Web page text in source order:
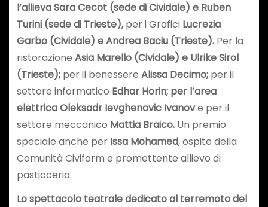
l’allieva Sara Cecot (sede di Cividale) e Ruben
Turini (sede di Trieste),per i Grafici Lucrezia
Garbo (Cividale) e Andrea Baciu (Trieste). Per la
ristorazione Asia Marello (Cividale) e Ulrike Sirol
(Trieste); per il benessere Alissa Decimo; per il
settore informatico Edhar Horin; per l’area
elettricaOleksadr Ievghenovic Ivanove per il
settore meccanico Mattia Braico.Un premio
speciale anche per Issa Mohamed, ospite della
Comunità Civiform e promettente allievo di
pasticceria.
Lo spettacolo teatrale dedicato al terremoto del